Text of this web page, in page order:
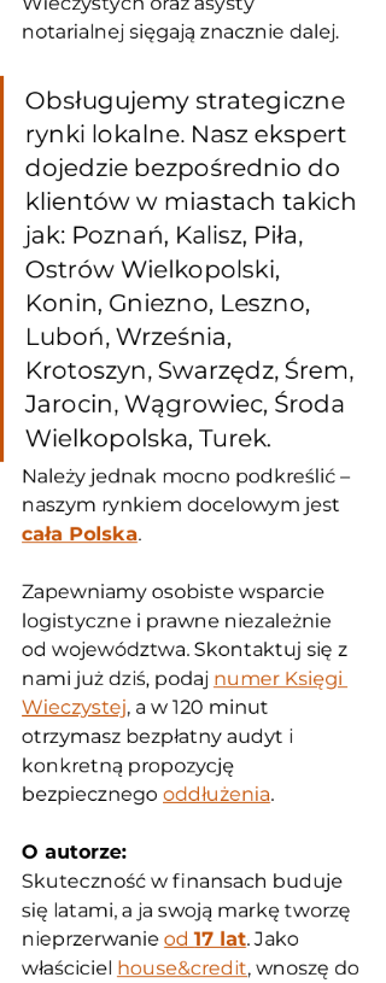
notarialnej sięgają znacznie dalej.
Obsługujemy strategiczne
rynki lokalne. Nasz ekspert
dojedzie bezpośrednio do
klientów w miastach takich
jak: Poznań, Kalisz, Piła,
Ostrów Wielkopolski,
Konin, Gniezno, Leszno,
Luboń, Września,
Krotoszyn, Swarzędz, Śrem,
Jarocin, Wągrowiec, Środa
Wielkopolska, Turek.
Należy jednak mocno podkreślić –
naszym rynkiem docelowym jest
cała Polska.
Zapewniamy osobiste wsparcie
logistyczne i prawne niezależnie
od województwa. Skontaktuj się z
nami już dziś, podaj numer Księgi
Wieczystej, a w 120 minut
otrzymasz bezpłatny audyt i
konkretną propozycję
bezpiecznego oddłużenia.
O autorze:
Skuteczność w finansach buduje
się latami, a ja swoją markę tworzę
nieprzerwanie od 17 lat. Jako
właściciel house&credit, wnoszę do